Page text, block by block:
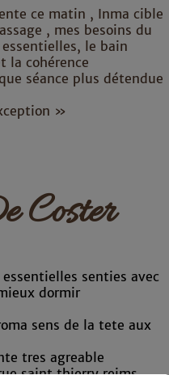
ce matin , Inma cible
, mes besoins du
le bain
la cohérence
séance plus détendue
»
Coster
senties avec
dormir
sens de la tete aux
tres agreable